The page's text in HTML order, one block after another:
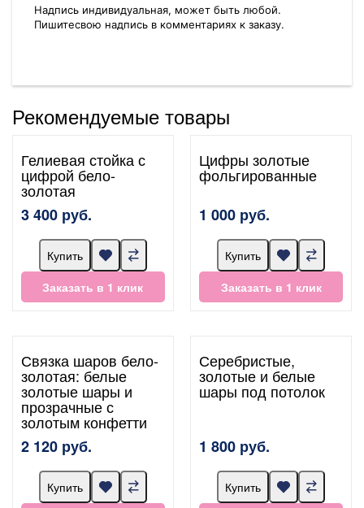
Надпись индивидуальная, может быть любой.
Пишитесвою надпись в комментариях к заказу.
Рекомендуемые товары
Гелиевая стойка с
цифрой бело-
золотая
3 400 руб.
Купить
Заказать в 1 клик
Цифры золотые
фольгированные
1 000 руб.
Купить
Заказать в 1 клик
Связка шаров бело-
золотая: белые
золотые шары и
прозрачные с
золотым конфетти
2 120 руб.
Купить
Серебристые,
золотые и белые
шары под потолок
1 800 руб.
Купить